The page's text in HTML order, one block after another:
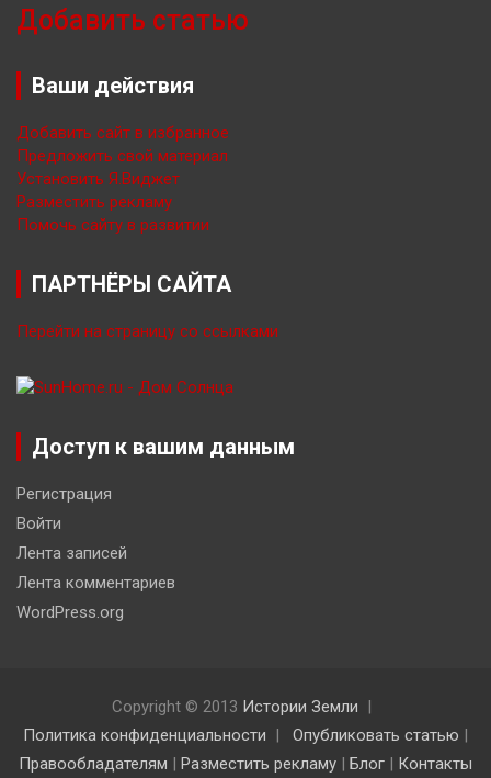
Добавить статью
Ваши действия
Добавить сайт в избранное
Предложить свой материал
Установить Я.Виджет
Разместить рекламу
Помочь сайту в развитии
ПАРТНЁРЫ САЙТА
Перейти на страницу со ссылками
Доступ к вашим данным
Регистрация
Войти
Лента записей
Лента комментариев
WordPress.org
Copyright © 2013 Истории Земли
Политика конфиденциальности
Опубликовать статью |
Правообладателям | Разместить рекламу | Блог | Контакты